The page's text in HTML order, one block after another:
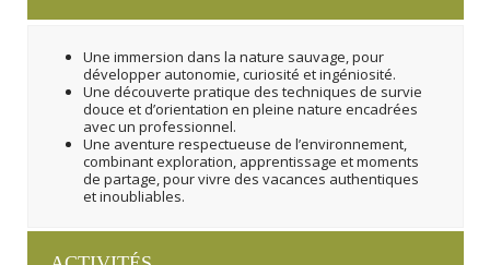
Une immersion dans la nature sauvage, pour
développer autonomie, curiosité et ingéniosité.
Une découverte pratique des techniques de survie
douce et d’orientation en pleine nature encadrées
avec un professionnel.
Une aventure respectueuse de l’environnement,
combinant exploration, apprentissage et moments
de partage, pour vivre des vacances authentiques
et inoubliables.